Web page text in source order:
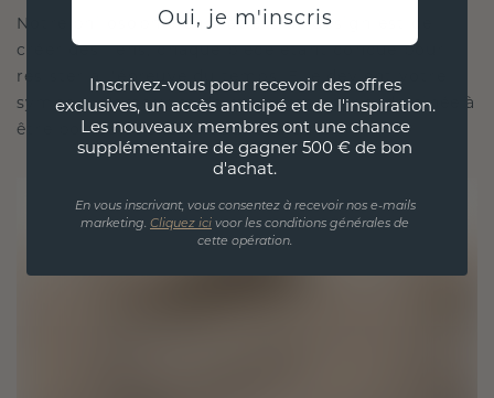
Notre philosophie en matière de design est de
créer des liens, chaque pièce étant conçue pour
résister à l'épreuve du temps. Elle devient votre
symbole d'amour et de moments chéris, destinée à
être portée et chérie pour toujours.
Oui, je m'inscris
Inscrivez-vous pour recevoir des offres
exclusives, un accès anticipé et de l'inspiration.
Les nouveaux membres ont une chance
supplémentaire de gagner 500 € de bon
d'achat.
En vous inscrivant, vous consentez à recevoir nos e-mails
marketing. Cliquez ici voor les conditions générales de
cette opération.